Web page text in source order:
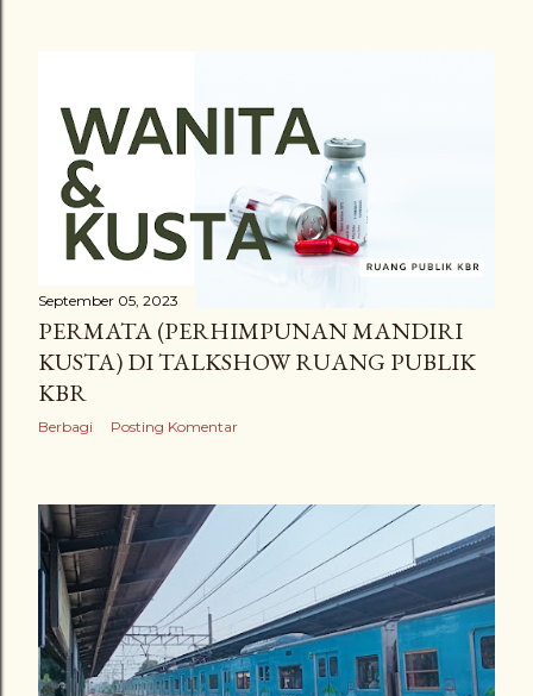
September 05, 2023
PERMATA (PERHIMPUNAN MANDIRI
KUSTA) DI TALKSHOW RUANG PUBLIK
KBR
Berbagi Posting Komentar